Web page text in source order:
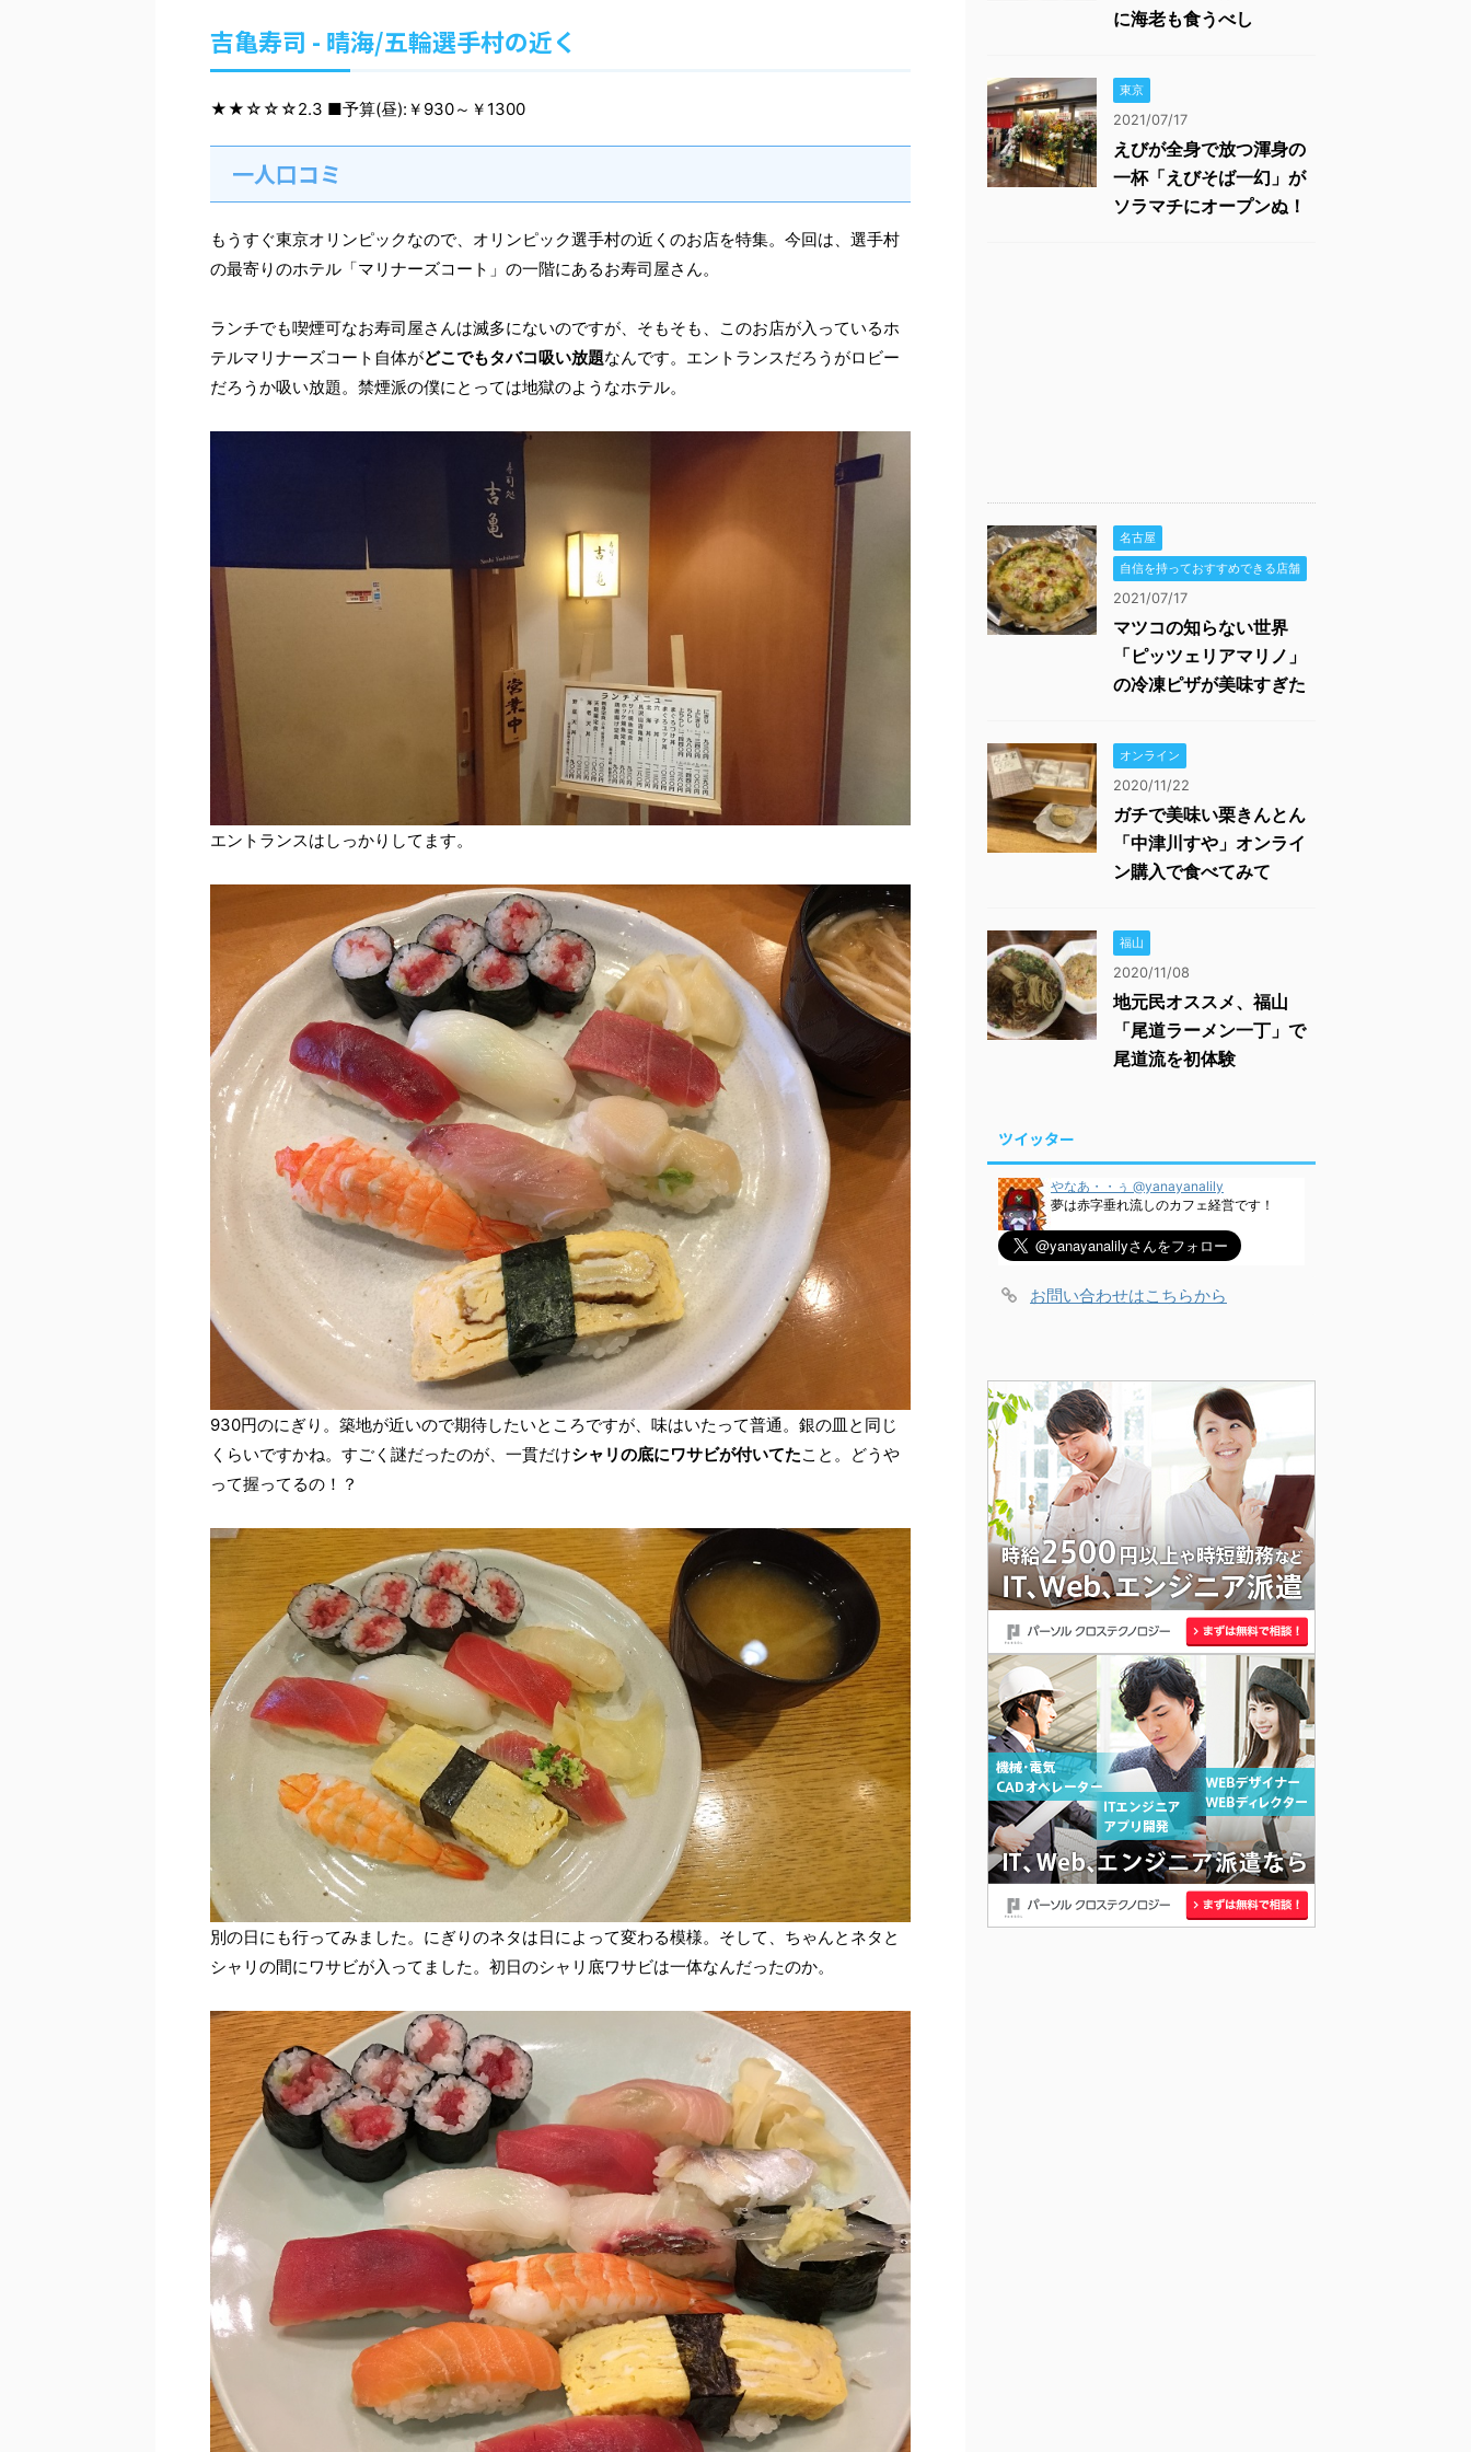
吉亀寿司 - 晴海/五輪選手村の近く
★★☆☆☆2.3 ■予算(昼):￥930～￥1300
一人口コミ
もうすぐ東京オリンピックなので、オリンピック選手村の近くのお店を特集。今回は、選手村
の最寄りのホテル「マリナーズコート」の一階にあるお寿司屋さん。
ランチでも喫煙可なお寿司屋さんは滅多にないのですが、そもそも、このお店が入っているホ
テルマリナーズコート自体がどこでもタバコ吸い放題なんです。エントランスだろうがロビー
だろうか吸い放題。禁煙派の僕にとっては地獄のようなホテル。
エントランスはしっかりしてます。
930円のにぎり。築地が近いので期待したいところですが、味はいたって普通。銀の皿と同じ
くらいですかね。すごく謎だったのが、一貫だけシャリの底にワサビが付いてたこと。どうや
って握ってるの！？
別の日にも行ってみました。にぎりのネタは日によって変わる模様。そして、ちゃんとネタと
シャリの間にワサビが入ってました。初日のシャリ底ワサビは一体なんだったのか。
に海老も食うべし
東京
2021/07/17
えびが全身で放つ渾身の
一杯「えびそば一幻」が
ソラマチにオープンぬ！
名古屋
自信を持っておすすめできる店舗
2021/07/17
マツコの知らない世界
「ピッツェリアマリノ」
の冷凍ピザが美味すぎた
オンライン
2020/11/22
ガチで美味い栗きんとん
「中津川すや」オンライ
ン購入で食べてみて
福山
2020/11/08
地元民オススメ、福山
「尾道ラーメン一丁」で
尾道流を初体験
ツイッター
やなあ・・ぅ @yanayanalily
夢は赤字垂れ流しのカフェ経営です！
お問い合わせはこちらから